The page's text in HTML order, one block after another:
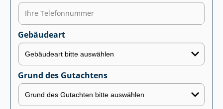
Gebäudeart
Grund des Gutachtens